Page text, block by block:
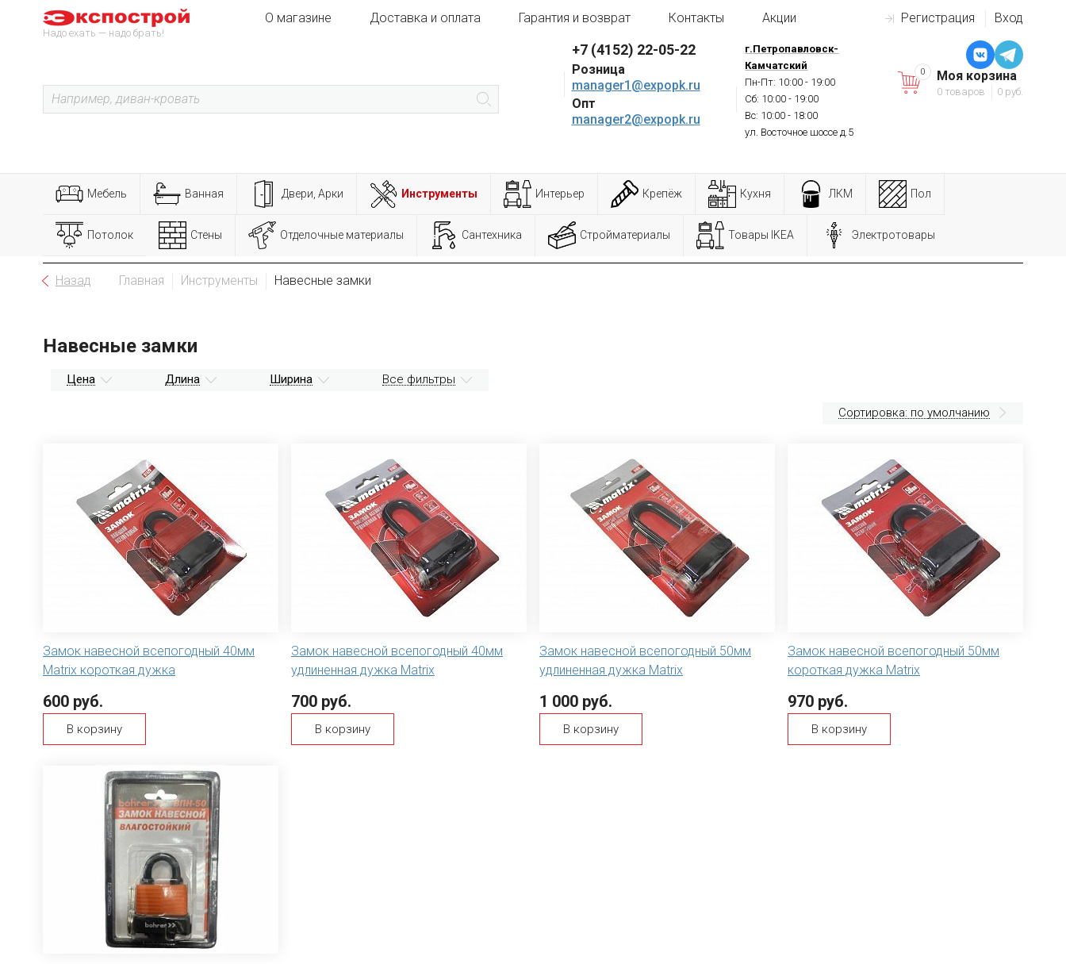
Надо ехать — надо брать!
Регистрация Вход
О магазине Доставка и оплата Гарантия и возврат Контакты Акции
+7 (4152) 22-05-22
Розница
manager1@expopk.ru
Опт
manager2@expopk.ru
г.Петропавловск-
Камчатский
Пн-Пт: 10:00 - 19:00
Сб: 10:00 - 19:00
Вс: 10:00 - 18:00
ул. Восточное шоссе д.5
Моя корзина
0 товаров 0 руб.
0
Мебель Ванная Двери, Арки Инструменты Интерьер Крепёж Кухня ЛКМ Пол
Потолок Стены Отделочные материалы Сантехника Стройматериалы Товары IKEA Электротовары
Назад Главная Инструменты Навесные замки
Навесные замки
Цена Длина Ширина Все фильтры
Сортировка: по умолчанию
Замок навесной всепогодный 40мм
Matrix короткая дужка
600 руб.
В корзину
Замок навесной всепогодный 40мм
удлиненная дужка Matrix
700 руб.
В корзину
Замок навесной всепогодный 50мм
удлиненная дужка Matrix
1 000 руб.
В корзину
Замок навесной всепогодный 50мм
короткая дужка Matrix
970 руб.
В корзину